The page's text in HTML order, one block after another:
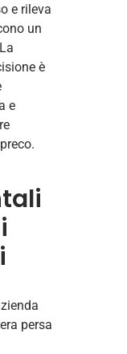
e rileva
un
è
e
persa